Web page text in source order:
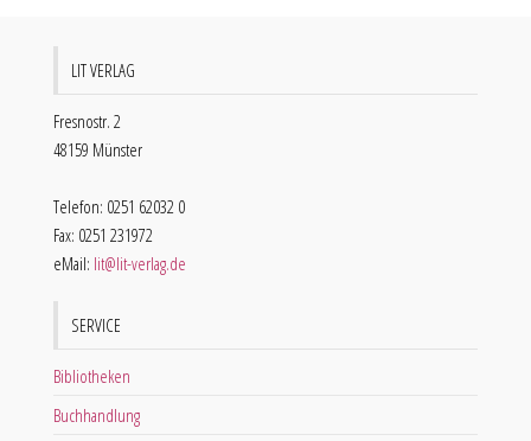
LIT VERLAG
Fresnostr. 2
48159 Münster
Telefon: 0251 62032 0
Fax: 0251 231972
eMail: lit@lit-verlag.de
SERVICE
Bibliotheken
Buchhandlung